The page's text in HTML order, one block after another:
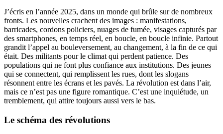
J’écris en l’année 2025, dans un monde qui brûle sur de nombreux
fronts. Les nouvelles crachent des images : manifestations,
barricades, cordons policiers, nuages de fumée, visages capturés par
des smartphones, en temps réel, en boucle, en boucle infinie. Partout
grandit l’appel au bouleversement, au changement, à la fin de ce qui
était. Des militants pour le climat qui perdent patience. Des
populations qui ne font plus confiance aux institutions. Des jeunes
qui se connectent, qui remplissent les rues, dont les slogans
résonnent entre les écrans et les pavés. La révolution est dans l’air,
mais ce n’est pas une figure romantique. C’est une inquiétude, un
tremblement, qui attire toujours aussi vers le bas.
Le schéma des révolutions